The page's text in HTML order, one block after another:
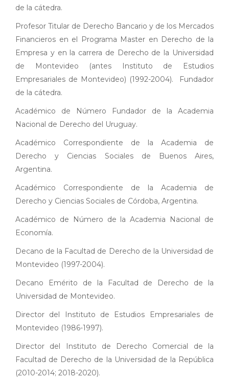
de la cátedra.
Profesor Titular de Derecho Bancario y de los Mercados
Financieros en el Programa Master en Derecho de la
Empresa y en la carrera de Derecho de la Universidad
de Montevideo (antes Instituto de Estudios
Empresariales de Montevideo) (1992-2004). Fundador
de la cátedra.
Académico de Número Fundador de la Academia
Nacional de Derecho del Uruguay.
Académico Correspondiente de la Academia de
Derecho y Ciencias Sociales de Buenos Aires,
Argentina.
Académico Correspondiente de la Academia de
Derecho y Ciencias Sociales de Córdoba, Argentina.
Académico de Número de la Academia Nacional de
Economía.
Decano de la Facultad de Derecho de la Universidad de
Montevideo (1997-2004).
Decano Emérito de la Facultad de Derecho de la
Universidad de Montevideo.
Director del Instituto de Estudios Empresariales de
Montevideo (1986-1997).
Director del Instituto de Derecho Comercial de la
Facultad de Derecho de la Universidad de la República
(2010-2014; 2018-2020).